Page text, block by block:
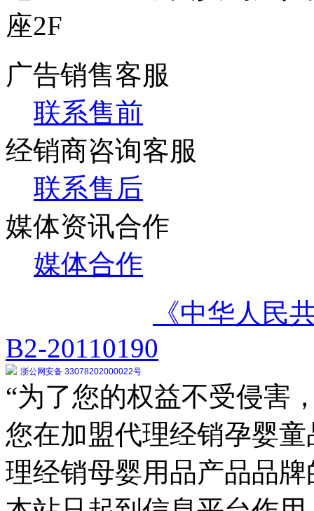
座2F
广告销售客服
联系售前
经销商咨询客服
联系售后
媒体资讯合作
媒体合作
《中华人民
B2-20110190
浙公网安备 33078202000022号
“为了您的权益不受侵害
您在加盟代理经销孕婴
理经销母婴用品产品品